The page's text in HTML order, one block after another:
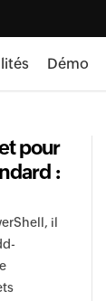
Démo
pour
:
il